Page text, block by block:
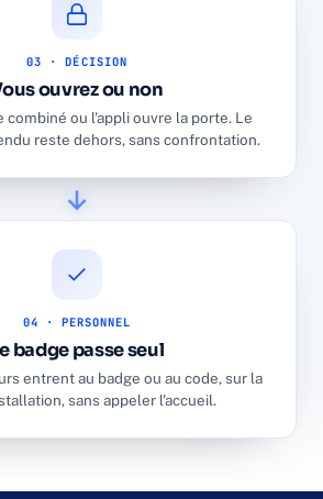
03 · DÉCISION
ouvrez ou non
combiné ou l'appli ouvre la porte. Le
reste dehors, sans confrontation.
04 · PERSONNEL
badge passe seul
entrent au badge ou au code, sur la
sans appeler l'accueil.